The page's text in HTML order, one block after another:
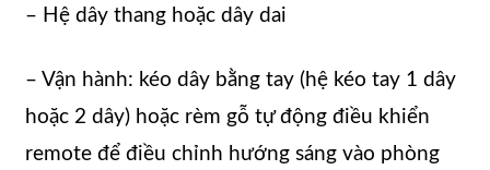
– Hệ dây thang hoặc dây dai
– Vận hành: kéo dây bằng tay (hệ kéo tay 1 dây
hoặc 2 dây) hoặc rèm gỗ tự động điều khiển
remote để điều chỉnh hướng sáng vào phòng